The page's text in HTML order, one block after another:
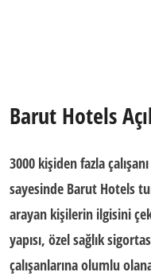
Barut Hotels
3000 kişiden fazla
sayesinde Barut Hotels
arayan kişilerin ilgisini
yapısı, özel sağlık
çalışanlarına olumlu